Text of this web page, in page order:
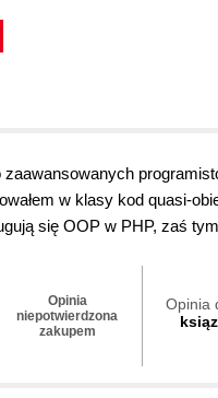
w klasy kod quasi-
się OOP w PHP, zaś
szybko, łatwo i z
Opinia
niepotwierdzona
zakupem
Opinia